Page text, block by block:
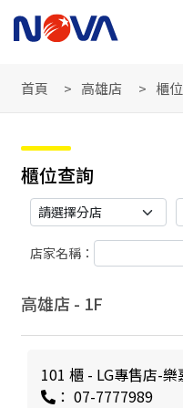
首頁 高雄店 櫃
櫃位查詢
店家名稱：
高雄店 - 1F
101 櫃 - LG專售店-樂
： 07-7777989